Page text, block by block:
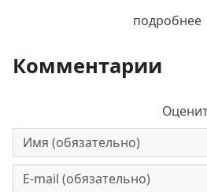
подробнее
Комментарии